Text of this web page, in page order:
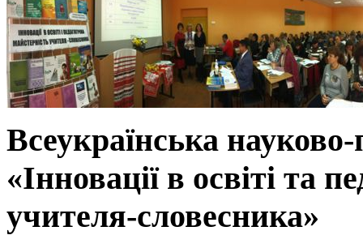
Всеукраїнська
«Інновації в освіті та
учителя-словесника»